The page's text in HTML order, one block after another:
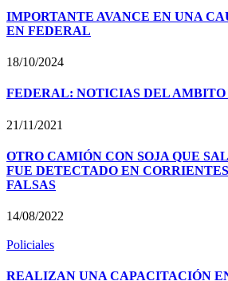
IMPORTANTE AVANCE EN UNA
EN FEDERAL
18/10/2024
FEDERAL: NOTICIAS DEL
21/11/2021
OTRO CAMIÓN CON SOJA QUE
FUE DETECTADO EN
FALSAS
14/08/2022
Policiales
REALIZAN UNA CAPACITACIÓN